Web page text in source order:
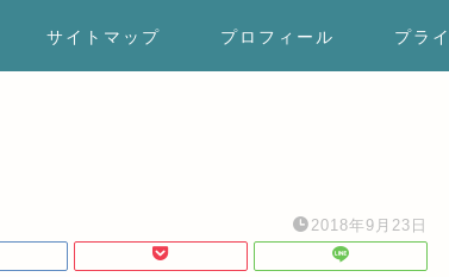
サイトマップ プロフィール プラ
2018年9月23日